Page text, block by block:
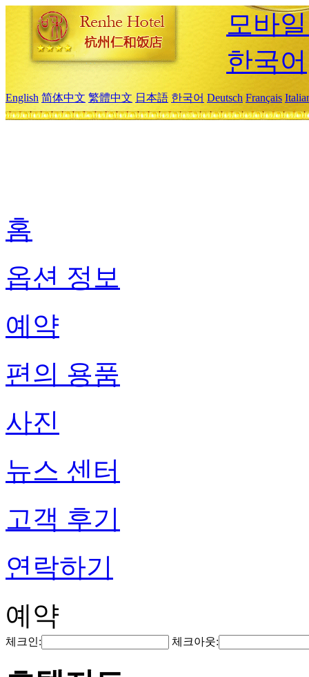
모바
한국어
English 简体中文 繁體中文 日本語 한국어 Deutsch Français
홈
옵션 정보
예약
편의 용품
사진
뉴스 센터
고객 후기
연락하기
예약
체크인: 체크아웃: